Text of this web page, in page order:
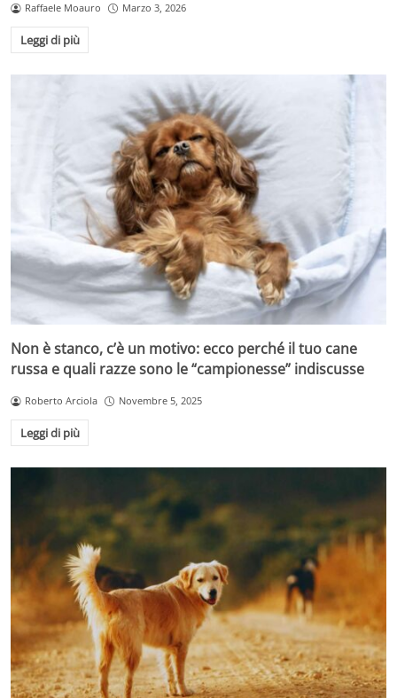
Raffaele Moauro Marzo 3, 2026
Leggi di più
Non è stanco, c’è un motivo: ecco perché il tuo cane
russa e quali razze sono le “campionesse” indiscusse
Roberto Arciola Novembre 5, 2025
Leggi di più